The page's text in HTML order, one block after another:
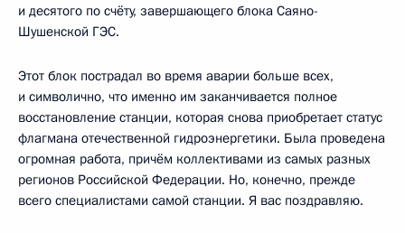
и десятого по счёту, завершающего блока Саяно-
Шушенской ГЭС.
Этот блок пострадал во время аварии больше всех,
и символично, что именно им заканчивается полное
восстановление станции, которая снова приобретает статус
флагмана отечественной гидроэнергетики. Была проведена
огромная работа, причём коллективами из самых разных
регионов Российской Федерации. Но, конечно, прежде
всего специалистами самой станции. Я вас поздравляю.